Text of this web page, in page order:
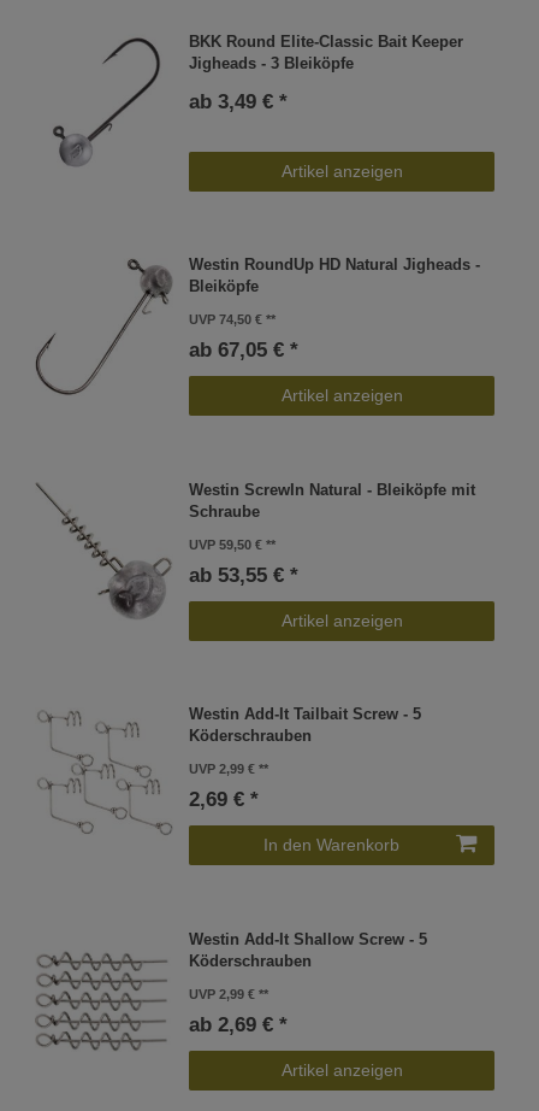
BKK Round Elite-Classic Bait Keeper
Jigheads - 3 Bleiköpfe
ab 3,49 € *
Artikel anzeigen
Westin RoundUp HD Natural Jigheads -
Bleiköpfe
UVP 74,50 €
ab 67,05 € *
Artikel anzeigen
Westin ScrewIn Natural - Bleiköpfe mit
Schraube
UVP 59,50 €
ab 53,55 € *
Artikel anzeigen
Westin Add-It Tailbait Screw - 5
Köderschrauben
UVP 2,99 €
2,69 € *
In den Warenkorb
Westin Add-It Shallow Screw - 5
Köderschrauben
UVP 2,99 €
ab 2,69 € *
Artikel anzeigen